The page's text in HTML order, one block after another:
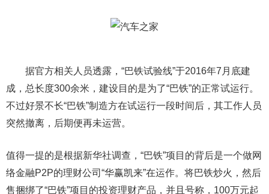
据官方相关人员透露，“巴铁试验线”于2016年7月底建
成，总长度300余米，建设目的是为了“巴铁”的正常试运行。
不过好景不长“巴铁”制造方在试运行一段时间后，其工作人员
突然撤离，后期便再未运营。
值得一提的是根据新华社调查，“巴铁”项目的背后是一个做网
络金融P2P的理财公司“华赢凯来”在运作。将巴铁炒火，然后
售捆绑了“巴铁”项目的投资理财产品，并且号称，100万元起